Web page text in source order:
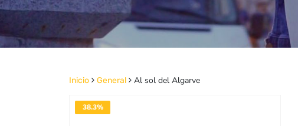
Inicio General Al sol del Algarve
38.3%